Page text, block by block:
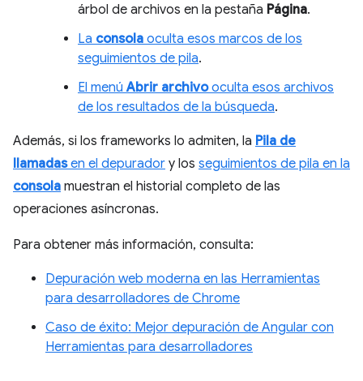
árbol de archivos en la pestaña Página.
La consola oculta esos marcos de los
seguimientos de pila.
El menúAbrir archivooculta esos archivos
de los resultados de la búsqueda.
Además, si los frameworks lo admiten, la Pila de
llamadasen el depurador y los seguimientos de pila en la
consola muestran el historial completo de las
operaciones asíncronas.
Para obtener más información, consulta:
Depuración web moderna en las Herramientas
para desarrolladores de Chrome
Caso de éxito: Mejor depuración de Angular con
Herramientas para desarrolladores